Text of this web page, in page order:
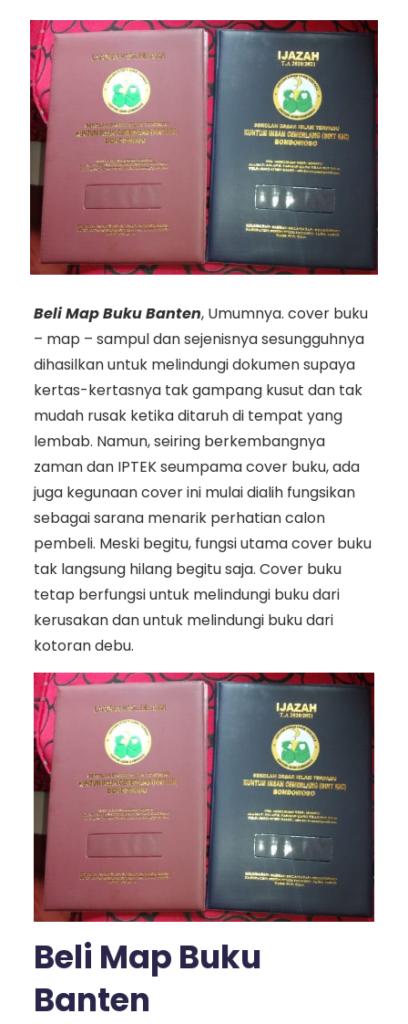
Beli Map Buku Banten, Umumnya. cover buku
– map – sampul dan sejenisnya sesungguhnya
dihasilkan untuk melindungi dokumen supaya
kertas-kertasnya tak gampang kusut dan tak
mudah rusak ketika ditaruh di tempat yang
lembab. Namun, seiring berkembangnya
zaman dan IPTEK seumpama cover buku, ada
juga kegunaan cover ini mulai dialih fungsikan
sebagai sarana menarik perhatian calon
pembeli. Meski begitu, fungsi utama cover buku
tak langsung hilang begitu saja. Cover buku
tetap berfungsi untuk melindungi buku dari
kerusakan dan untuk melindungi buku dari
kotoran debu.
Beli Map Buku
Banten